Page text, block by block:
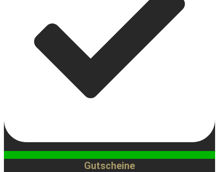
Gutscheine